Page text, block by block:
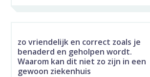
zo vriendelijk en correct zoals je
benaderd en geholpen wordt.
Waarom kan dit niet zo zijn in een
gewoon ziekenhuis